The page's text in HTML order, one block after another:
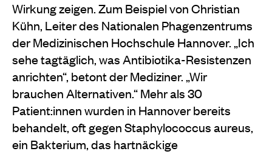
Wirkung zeigen. Zum Beispiel von Christian
Kühn, Leiter des Nationalen Phagenzentrums
der Medizinischen Hochschule Hannover. „Ich
sehe tagtäglich, was Antibiotika-Resistenzen
anrichten“, betont der Mediziner. „Wir
brauchen Alternativen.“ Mehr als 30
Patient:innen wurden in Hannover bereits
behandelt, oft gegen Staphylococcus aureus,
ein Bakterium, das hartnäckige